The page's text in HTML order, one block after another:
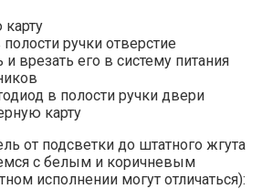
ручки отверстие
и врезать его в систему питания
в полости ручки двери
карту
от подсветки до штатного жгута
с белым и коричневым
исполнении могут отличаться):